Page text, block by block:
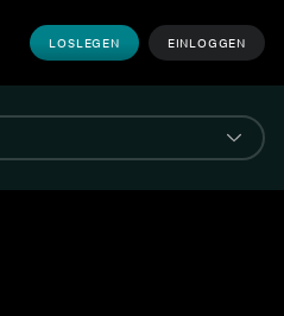
LOSLEGEN EINLOGGEN